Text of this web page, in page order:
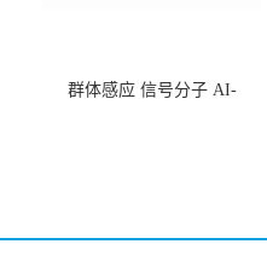
群体感应 信号分子 AI-